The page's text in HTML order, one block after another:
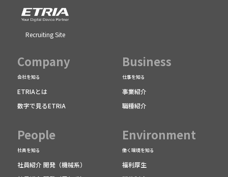
Recruiting Site
Company
会社を知る
ETRIAとは
数字で見るETRIA
Business
仕事を知る
事業紹介
職種紹介
People
社員を知る
社員紹介 開発 （機械系）
Environment
働く環境を知る
福利厚生